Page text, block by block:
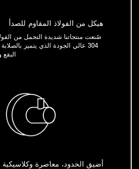
هيكل من الفولاذ المقاوم للصدأ
صُنعت منتجاتنا شديدة التحمل من
304 عالي الجودة الذي يتميز
أضيق الحدود، معاصرة وكلاسيكية